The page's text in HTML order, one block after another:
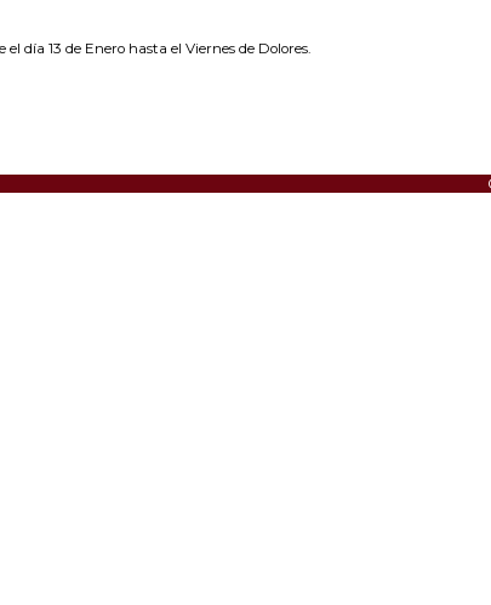
el día 13 de Enero hasta el Viernes de Dolores.